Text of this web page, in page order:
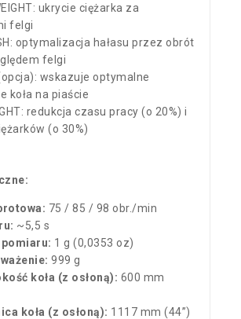
ukrycie ciężarka za
felgi
optymalizacja hałasu przez obrót
felgi
wskazuje optymalne
koła na piaście
redukcja czasu pracy (o 20%) i
(o 30%)
75 / 85 / 98 obr./min
~5,5 s
pomiaru: 1 g (0,0353 oz)
999 g
koła (z osłoną): 600 mm
koła (z osłoną): 1117 mm (44”)